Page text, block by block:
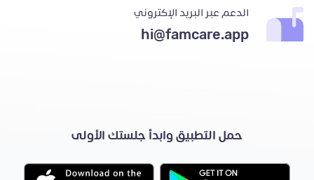
الدعم عبر البريد الإكتروني
hi@famcare.app
حمل التطبيق وابدأ جلستك الأولى